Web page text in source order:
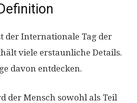
der Internationale Tag der
viele erstaunliche Details.
davon entdecken.
der Mensch sowohl als Teil